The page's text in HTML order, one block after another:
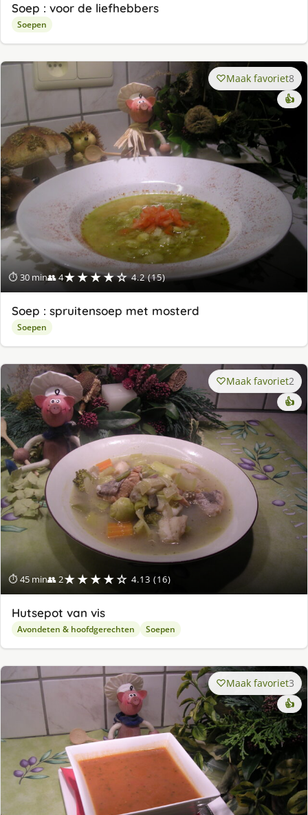
Soep : voor de liefhebbers
Soepen
⏱ 30 min👥 4★★★★☆ 4.2 (15)
Maak favoriet8
👍
Soep : spruitensoep met mosterd
Soepen
⏱ 45 min👥 2★★★★☆ 4.13 (16)
Maak favoriet2
👍
Hutsepot van vis
Avondeten & hoofdgerechten Soepen
Maak favoriet3
👍